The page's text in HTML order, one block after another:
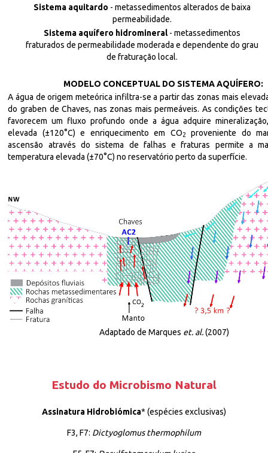
Sistema aquitardo - metassedimentos alterados de baixa
permeabilidade.
Sistema aquífero hidromineral- metassedimentos
fraturados de permeabilidade moderada e dependente do grau
de fraturação local.
MODELO CONCEPTUAL DO SISTEMA AQUÍFERO:
A água de origem meteórica infiltra-se a partir das zonas mais
do graben de Chaves, nas zonas mais permeáveis. As condições
favorecem um fluxo profundo onde a água adquire
elevada (±120°C) e enriquecimento em CO2
proveniente do
ascensão através do sistema de falhas e fraturas permite a
temperatura elevada (±70°C) no reservatório perto da superfície.
Adaptado de Marques et. al.(2007)
Estudo do Microbismo Natural
Assinatura Hidrobiómica* (espécies exclusivas)
F3, F7: Dictyoglomus thermophilum